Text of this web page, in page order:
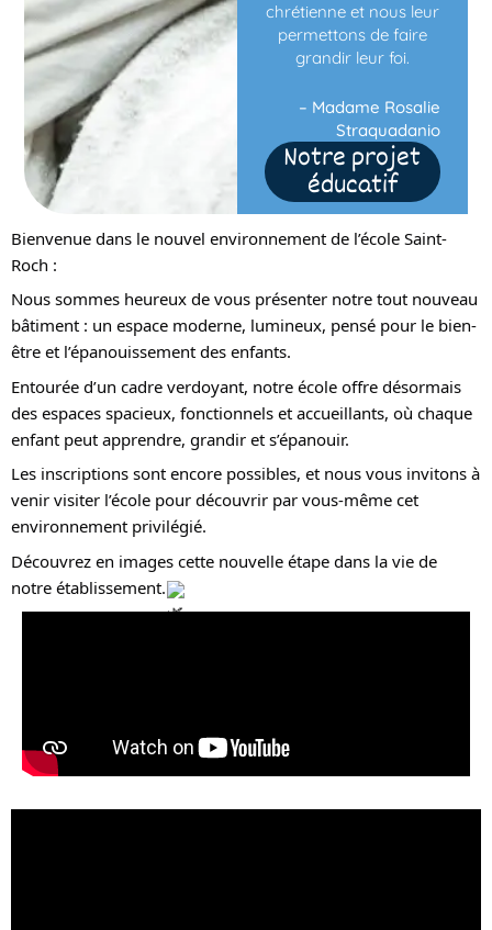
chrétienne et nous leur
permettons de faire
grandir leur foi.
– Madame Rosalie
Straquadanio
Notre projet
éducatif
Bienvenue dans le nouvel environnement de l’école Saint-
Roch :
Nous sommes heureux de vous présenter notre tout nouveau
bâtiment : un espace moderne, lumineux, pensé pour le bien-
être et l’épanouissement des enfants.
Entourée d’un cadre verdoyant, notre école offre désormais
des espaces spacieux, fonctionnels et accueillants, où chaque
enfant peut apprendre, grandir et s’épanouir.
Les inscriptions sont encore possibles, et nous vous invitons à
venir visiter l’école pour découvrir par vous-même cet
environnement privilégié.
Découvrez en images cette nouvelle étape dans la vie de
notre établissement.